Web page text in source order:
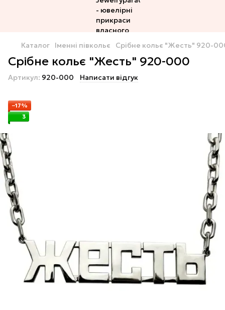
Каталог Іменні півкольє Срібне кольє "Жесть" 920-
Срібне кольє "Жесть" 920-000
Артикул: 920-000 Написати відгук
−17%
3